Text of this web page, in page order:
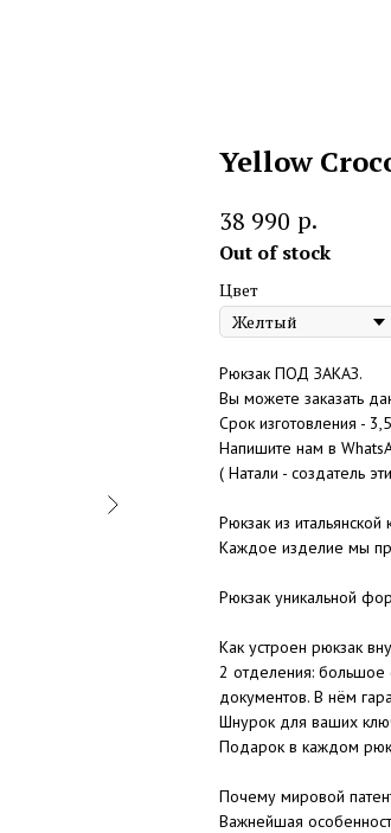
Yellow
38 990 р.
Out of stock
Цвет
Рюкзак ПОД ЗАКАЗ.
Вы можете заказать
Срок изготовления -
Напишите нам в
( Натали - создатель
Рюкзак из итальянской
Каждое изделие мы
Рюкзак уникальной
Как устроен рюкзак
2 отделения: большое
документов. В нём
Шнурок для ваших
Подарок в каждом
Почему мировой
Важнейшая